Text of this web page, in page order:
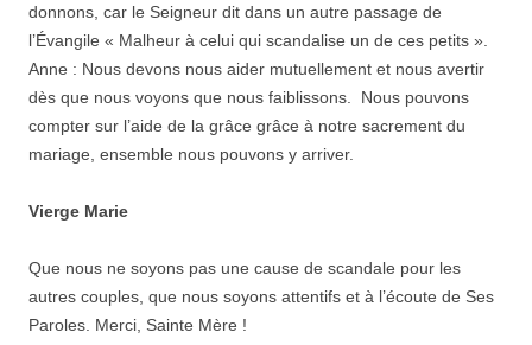
donnons, car le Seigneur dit dans un autre passage de
l’Évangile « Malheur à celui qui scandalise un de ces petits ».
Anne : Nous devons nous aider mutuellement et nous avertir
dès que nous voyons que nous faiblissons. Nous pouvons
compter sur l’aide de la grâce grâce à notre sacrement du
mariage, ensemble nous pouvons y arriver.
Vierge Marie
Que nous ne soyons pas une cause de scandale pour les
autres couples, que nous soyons attentifs et à l’écoute de Ses
Paroles. Merci, Sainte Mère !